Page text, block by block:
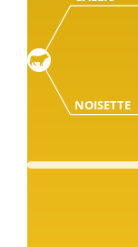
NOISETTE